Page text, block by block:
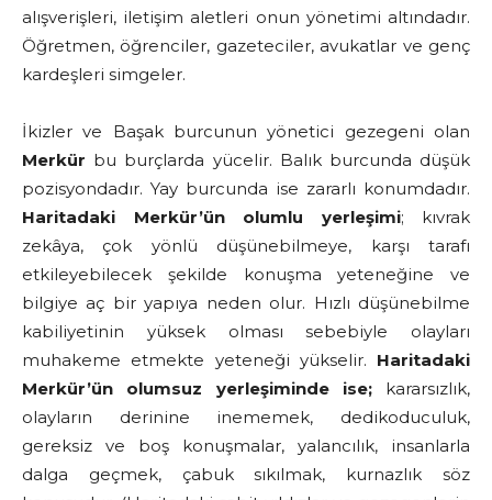
alışverişleri, iletişim aletleri onun yönetimi altındadır.
Öğretmen, öğrenciler, gazeteciler, avukatlar ve genç
kardeşleri simgeler.
İkizler ve Başak burcunun yönetici gezegeni olan
Merkür bu burçlarda yücelir. Balık burcunda düşük
pozisyondadır. Yay burcunda ise zararlı konumdadır.
Haritadaki Merkür’ün olumlu yerleşimi; kıvrak
zekâya, çok yönlü düşünebilmeye, karşı tarafı
etkileyebilecek şekilde konuşma yeteneğine ve
bilgiye aç bir yapıya neden olur. Hızlı düşünebilme
kabiliyetinin yüksek olması sebebiyle olayları
muhakeme etmekte yeteneği yükselir. Haritadaki
Merkür’ün olumsuz yerleşiminde ise;kararsızlık,
olayların derinine inememek, dedikoduculuk,
gereksiz ve boş konuşmalar, yalancılık, insanlarla
dalga geçmek, çabuk sıkılmak, kurnazlık söz